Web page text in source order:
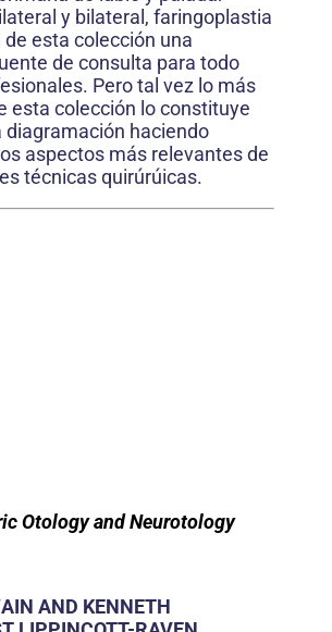
y bilateral, faringoplastia
de esta colección una
de consulta para todo
Pero tal vez lo más
esta colección lo constituye
diagramación haciendo
aspectos más relevantes de
técnicas quirúrúicas.
Otology and Neurotology
AND KENNETH